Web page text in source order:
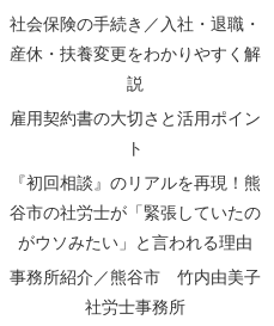
社会保険の手続き／入社・退職・
産休・扶養変更をわかりやすく解
説
雇用契約書の大切さと活用ポイン
ト
『初回相談』のリアルを再現！熊
谷市の社労士が「緊張していたの
がウソみたい」と言われる理由
事務所紹介／熊谷市 竹内由美子
社労士事務所